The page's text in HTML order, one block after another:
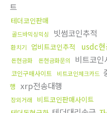
트
테더코인판매
골드바믹싱믹싱 빗썸코인추적
환치기 업비트코인추적 usdc
돈현금화 돈현금화문의 비트코인
코인구매사이트 비트코인체크카드
행 xrp전송대행
장외거래
비트코인판매사이트